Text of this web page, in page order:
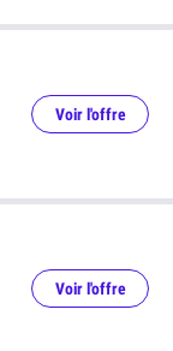
Voir l'offre
Voir l'offre